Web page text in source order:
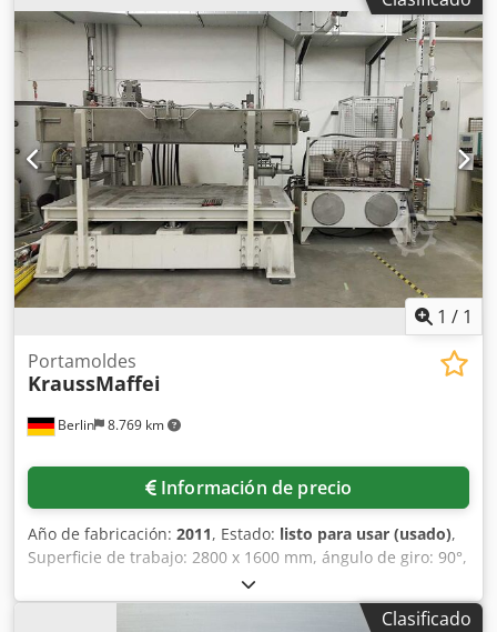
1 / 1
Berlin 8.769 km
Portamoldes
KraussMaffei
Información de precio
Año de fabricación: 2011, Estado: listo para usar (usado),
Superficie de trabajo: 2800 x 1600 mm, ángulo de giro: 90°,
recorrido paralelo: 150 mm, fuerza de cierre: 700 kN,
potencia de conexión: 50 kW, incluye documentación.
Clasificado